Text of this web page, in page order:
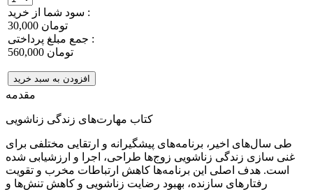
سود شما از خرید :
30,000 تومان
جمع مبلغ پرداختی :
560,000 تومان
افزودن به سبد خرید
مقدمه
کتاب مهارت‏‌های زندگی زناشویی
طی سال‌های اخیر، برنامه‌های پیشگیرانه و ارتقایی مختلفی برای
غنی سازی زندگی زناشویی زوج‌ها طراحی، اجرا و ارزشیابی شده
است. هدف اصلی این برنامه‌ها کاهش ارتباطات مخرب و تقویت
رفتارهای سازنده، بهبود رضایت زناشویی و کاهش تنش‌ها و